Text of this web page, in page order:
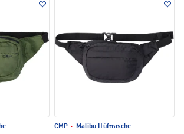
CMP · Malibu Hüfttasche